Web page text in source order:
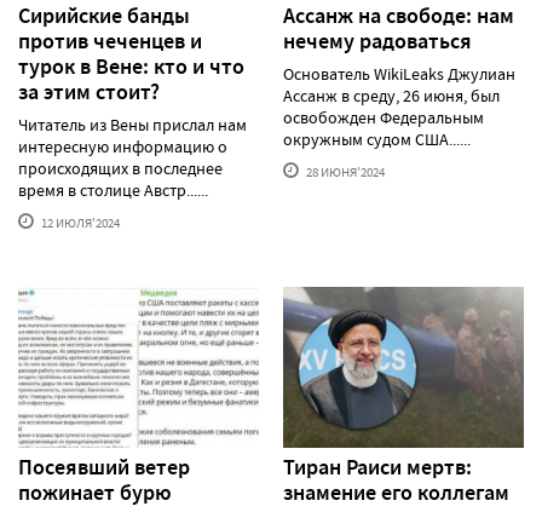
Сирийские банды
против чеченцев и
турок в Вене: кто и что
за этим стоит?
Читатель из Вены прислал нам
интересную информацию о
происходящих в последнее
время в столице Австр......
12 ИЮЛЯ'2024
Ассанж на свободе: нам
нечему радоваться
Основатель WikiLeaks Джулиан
Ассанж в среду, 26 июня, был
освобожден Федеральным
окружным судом США......
28 ИЮНЯ'2024
Посеявший ветер
пожинает бурю
Тиран Раиси мертв:
знамение его коллегам